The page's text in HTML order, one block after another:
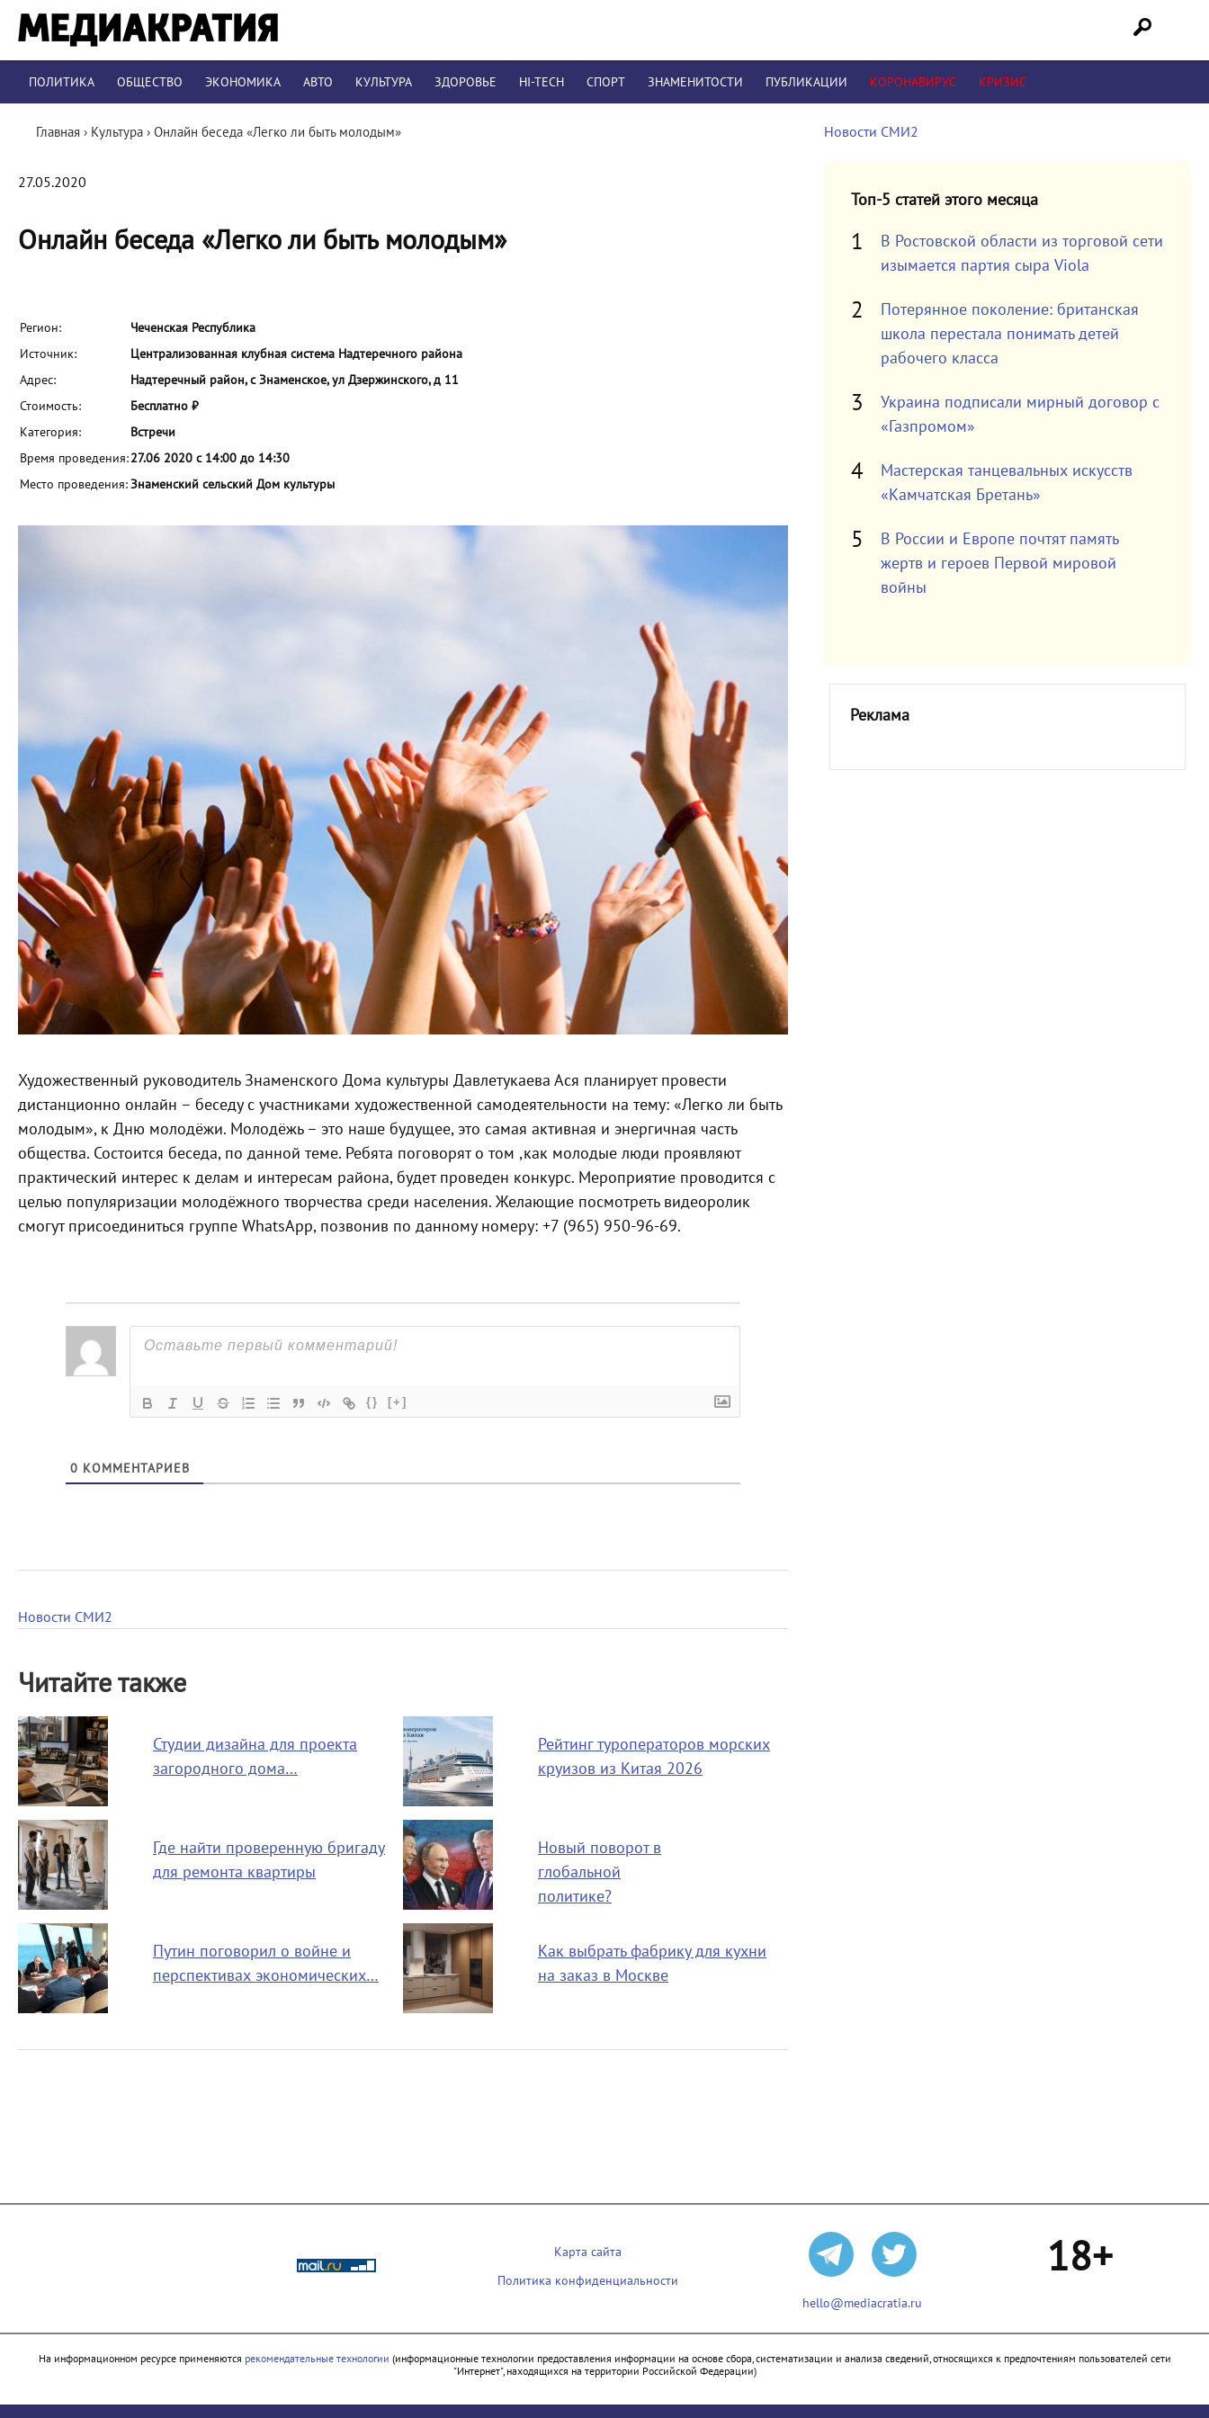
ПОЛИТИКА ОБЩЕСТВО ЭКОНОМИКА АВТО КУЛЬТУРА ЗДОРОВЬЕ HI-TECH СПОРТ ЗНАМЕНИТОСТИ ПУБЛИКАЦИИ КОРОНАВИРУС КРИЗИС
Главная › Культура › Онлайн беседа «Легко ли быть молодым»
27.05.2020
Онлайн беседа «Легко ли быть молодым»
Регион:
Чеченская Республика
Источник:
Централизованная клубная система Надтеречного района
Адрес:
Надтеречный район, с Знаменское, ул Дзержинского, д 11
Стоимость:
Бесплатно ₽
Категория:
Встречи
Время проведения:27.06 2020 с 14:00 до 14:30
Место проведения:Знаменский сельский Дом культуры
Художественный руководитель Знаменского Дома культуры Давлетукаева Ася планирует провести
дистанционно онлайн – беседу с участниками художественной самодеятельности на тему: «Легко ли быть
молодым», к Дню молодёжи. Молодёжь – это наше будущее, это самая активная и энергичная часть
общества. Состоится беседа, по данной теме. Ребята поговорят о том ,как молодые люди проявляют
практический интерес к делам и интересам района, будет проведен конкурс. Мероприятие проводится с
целью популяризации молодёжного творчества среди населения. Желающие посмотреть видеоролик
смогут присоединиться группе WhatsApp, позвонив по данному номеру: +7 (965) 950-96-69.
{} [+]
0 КОММЕНТАРИЕВ
Новости СМИ2
Читайте также
Студии дизайна для проекта
загородного дома…
Рейтинг туроператоров морских
круизов из Китая 2026
Где найти проверенную бригаду
для ремонта квартиры
Новый поворот в
глобальной
политике?
Путин поговорил о войне и
перспективах экономических…
Как выбрать фабрику для кухни
на заказ в Москве
Новости СМИ2
Топ-5 статей этого месяца
В Ростовской области из торговой сети
изымается партия сыра Viola
Потерянное поколение: британская
школа перестала понимать детей
рабочего класса
Украина подписали мирный договор с
«Газпромом»
Мастерская танцевальных искусств
«Камчатская Бретань»
В России и Европе почтят память
жертв и героев Первой мировой
войны
Реклама
Карта сайта
Политика конфиденциальности
hello@mediacratia.ru
18+
На информационном ресурсе применяются рекомендательные технологии (информационные технологии предоставления информации на основе сбора, систематизации и анализа сведений, относящихся к предпочтениям пользователей сети
"Интернет", находящихся на территории Российской Федерации)